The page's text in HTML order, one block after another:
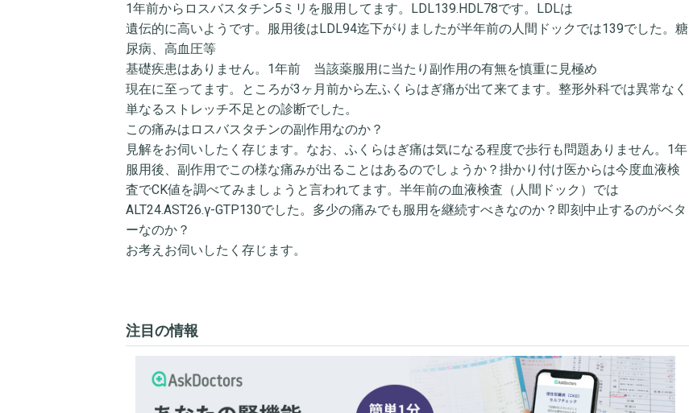
1年前からロスバスタチン5ミリを服用してます。LDL139.HDL78です。LDLは
遺伝的に高いようです。服用後はLDL94迄下がりましたが半年前の人間ドックでは139でした。糖
尿病、高血圧等
基礎疾患はありません。1年前 当該薬服用に当たり副作用の有無を慎重に見極め
現在に至ってます。ところが3ヶ月前から左ふくらはぎ痛が出て来てます。整形外科では異常なく
単なるストレッチ不足との診断でした。
この痛みはロスバスタチンの副作用なのか？
見解をお伺いしたく存じます。なお、ふくらはぎ痛は気になる程度で歩行も問題ありません。1年
服用後、副作用でこの様な痛みが出ることはあるのでしょうか？掛かり付け医からは今度血液検
査でCK値を調べてみましょうと言われてます。半年前の血液検査（人間ドック）では
ALT24.AST26.γ-GTP130でした。多少の痛みでも服用を継続すべきなのか？即刻中止するのがベタ
ーなのか？
お考えお伺いしたく存じます。
注目の情報